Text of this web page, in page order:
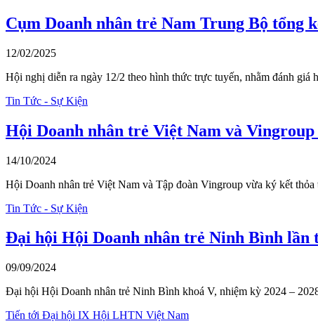
Cụm Doanh nhân trẻ Nam Trung Bộ tổng
12/02/2025
Hội nghị diễn ra ngày 12/2 theo hình thức trực tuyến, nhằm đánh
Tin Tức - Sự Kiện
Hội Doanh nhân trẻ Việt Nam và
14/10/2024
Hội Doanh nhân trẻ Việt Nam và Tập đoàn Vingroup vừa ký kết
Tin Tức - Sự Kiện
Đại hội Hội Doanh nhân trẻ Ninh Bình lần
09/09/2024
Đại hội Hội Doanh nhân trẻ Ninh Bình khoá V, nhiệm kỳ 2024 –
Tiến tới Đại hội IX Hội LHTN Việt Nam